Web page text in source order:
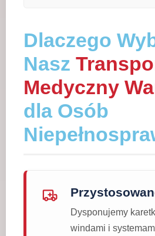
Dlaczego
Nasz
Medyczny
dla Osób
Dysponujemy
windami i